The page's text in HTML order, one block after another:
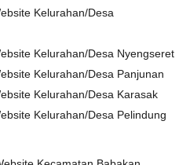
Kelurahan/Desa
Kelurahan/Desa Nyengseret
Kelurahan/Desa Panjunan
Kelurahan/Desa Karasak
Kelurahan/Desa Pelindung